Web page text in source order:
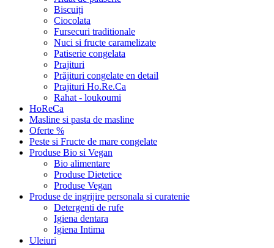
Biscuiți
Ciocolata
Fursecuri traditionale
Nuci si fructe caramelizate
Patiserie congelata
Prajituri
Prăjituri congelate en detail
Prajituri Ho.Re.Ca
Rahat - loukoumi
HoReCa
Masline si pasta de masline
Oferte %
Peste si Fructe de mare congelate
Produse Bio si Vegan
Bio alimentare
Produse Dietetice
Produse Vegan
Produse de ingrijire personala si curatenie
Detergenti de rufe
Igiena dentara
Igiena Intima
Uleiuri